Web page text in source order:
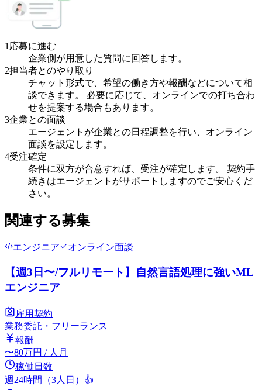
1 応募に進む
企業側が用意した質問に回答します。
2担当者とのやり取り
チャット形式で、希望の働き方や報酬などについて相
談できます。 必要に応じて、オンラインでの打ち合わ
せを提案する場合もあります。
3企業との面談
エージェントが企業との日程調整を行い、オンライン
面談を設定します。
4受注確定
条件に双方が合意すれば、受注が確定します。 契約手
続きはエージェントがサポートしますのでご安心くだ
さい。
関連する募集
エンジニア オンライン面談
【週3日〜/フルリモート】自然言語処理に強いML
エンジニア
雇用契約
業務委託・フリーランス
報酬
〜80万円 / 人月
稼働日数
週24時間（3人日） 👍